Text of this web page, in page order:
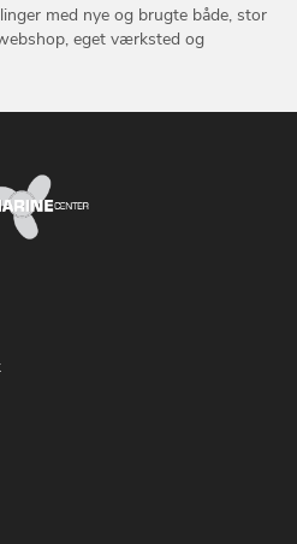
med nye og brugte både, stor
eget værksted og